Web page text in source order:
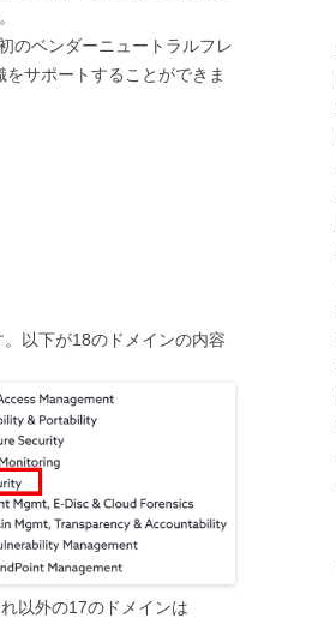
のベンダーニュートラルフレ
サポートすることができま
以下が18のドメインの内容
以外の17のドメインは